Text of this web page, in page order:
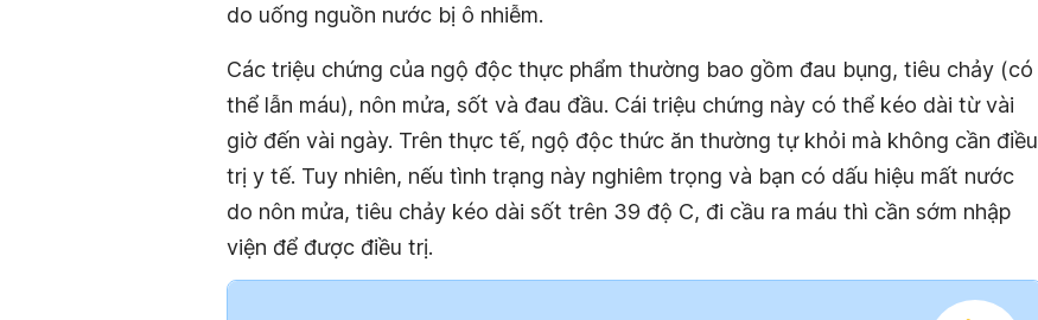
do uống nguồn nước bị ô nhiễm.
Các triệu chứng của ngộ độc thực phẩm thường bao gồm đau bụng, tiêu chảy (có
thể lẫn máu), nôn mửa, sốt và đau đầu. Cái triệu chứng này có thể kéo dài từ vài
giờ đến vài ngày. Trên thực tế, ngộ độc thức ăn thường tự khỏi mà không cần điều
trị y tế. Tuy nhiên, nếu tình trạng này nghiêm trọng và bạn có dấu hiệu mất nước
do nôn mửa, tiêu chảy kéo dài sốt trên 39 độ C, đi cầu ra máu thì cần sớm nhập
viện để được điều trị.